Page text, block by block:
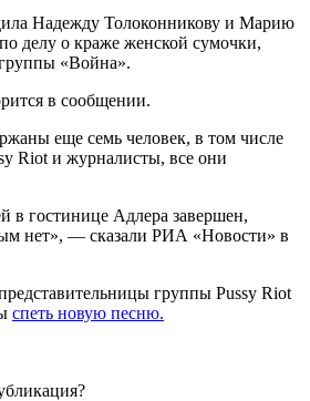
Надежду Толоконникову и Марию
делу о краже женской сумочки,
«Война».
в сообщении.
еще семь человек, в том числе
Riot и журналисты, все они
в гостинице Адлера завершен,
нет», — сказали РИА «Новости» в
группы Pussy Riot
спеть новую песню.